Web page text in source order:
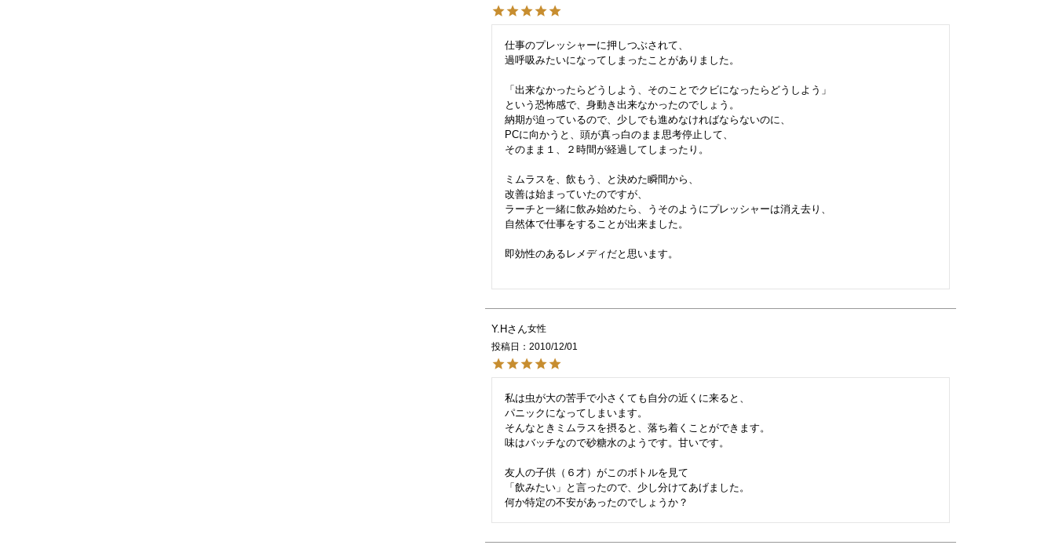
仕事のプレッシャーに押しつぶされて、
過呼吸みたいになってしまったことがありました。
「出来なかったらどうしよう、そのことでクビになったらどうしよう」
という恐怖感で、身動き出来なかったのでしょう。
納期が迫っているので、少しでも進めなければならないのに、
PCに向かうと、頭が真っ白のまま思考停止して、
そのまま１、２時間が経過してしまったり。
ミムラスを、飲もう、と決めた瞬間から、
改善は始まっていたのですが、
ラーチと一緒に飲み始めたら、うそのようにプレッシャーは消え去り、
自然体で仕事をすることが出来ました。
即効性のあるレメディだと思います。
Y.H
女性
投稿日
2010/12/01
私は虫が大の苦手で小さくても自分の近くに来ると、
パニックになってしまいます。
そんなときミムラスを摂ると、落ち着くことができます。
味はバッチなので砂糖水のようです。甘いです。
友人の子供（６才）がこのボトルを見て
「飲みたい」と言ったので、少し分けてあげました。